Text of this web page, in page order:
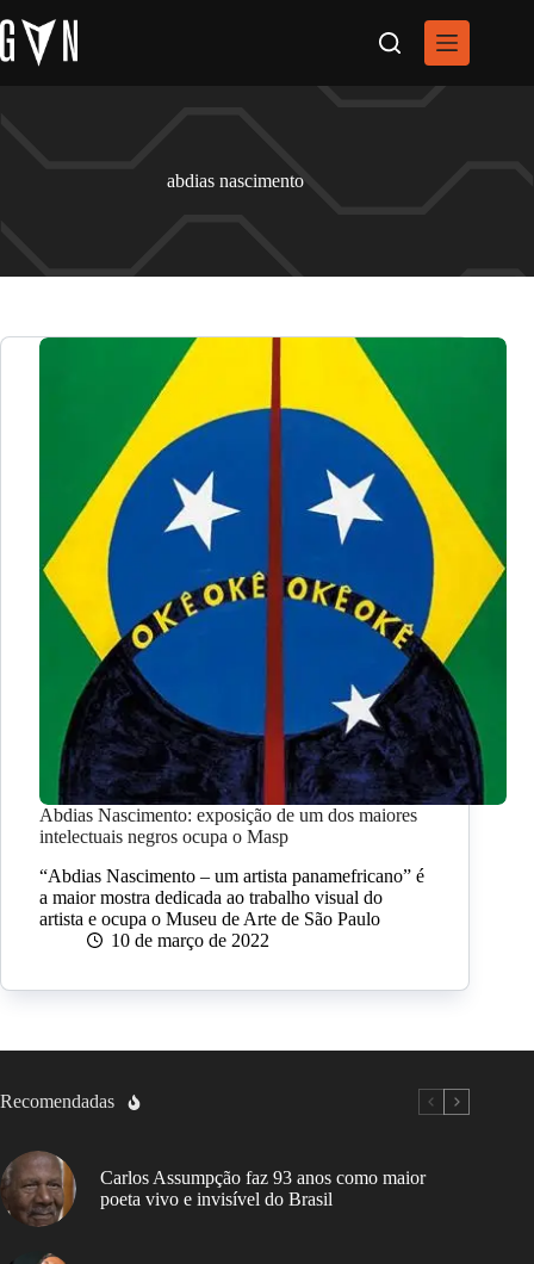
para
o
conteúdo
abdias nascimento
Abdias Nascimento: exposição de um dos maiores
intelectuais negros ocupa o Masp
“Abdias Nascimento – um artista panamefricano” é
a maior mostra dedicada ao trabalho visual do
artista e ocupa o Museu de Arte de São Paulo
10 de março de 2022
Recomendadas
Carlos Assumpção faz 93 anos como maior
poeta vivo e invisível do Brasil